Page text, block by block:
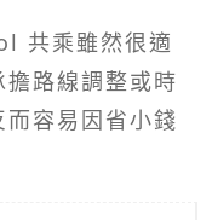
共乘雖然很適
路線調整或時
容易因省小錢